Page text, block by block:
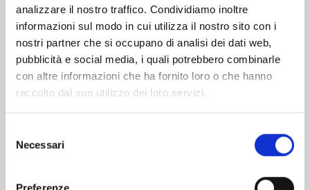
analizzare il nostro traffico. Condividiamo inoltre
informazioni sul modo in cui utilizza il nostro sito con i
nostri partner che si occupano di analisi dei dati web,
pubblicità e social media, i quali potrebbero combinarle
con altre informazioni che ha fornito loro o che hanno
raccolto dal suo utilizzo dei loro servizi.
delNecessari
Preferenze